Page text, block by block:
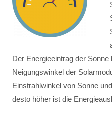
Der Energieeintrag der Sonne
Neigungswinkel der
Einstrahlwinkel von Sonne
desto höher ist die